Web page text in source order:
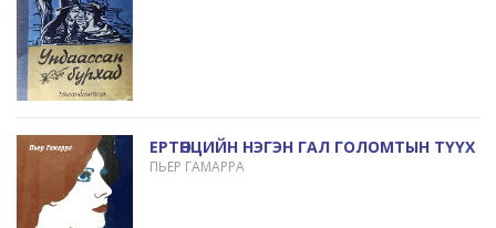
ЕРТӨНЦИЙН НЭГЭН ГАЛ ГОЛОМТЫН ТҮҮХ
ПЬЕР ГАМАРРА